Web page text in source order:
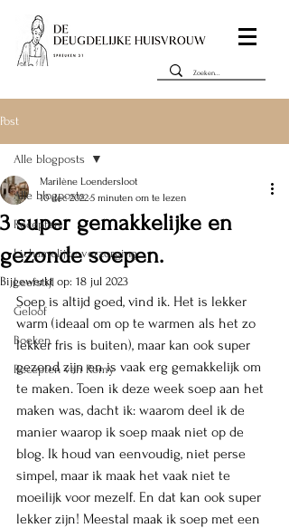
Post
Alle blogposts
Recepten
Lichamelijke verzorging
Leefstijl
Geloof
Boeken
Recepten van Romy
Alle blogposts
3 super gemakkelijke en
gezonde soepen.
Marilène Loendersloot
10 dec 20225 minuten om te lezen
Bijgewerkt op: 18 jul 2023
Soep is altijd goed, vind ik. Het is lekker
warm (ideaal om op te warmen als het zo
lekker fris is buiten), maar kan ook super
gezond zijn en is vaak erg gemakkelijk om
te maken. Toen ik deze week soep aan het
maken was, dacht ik: waarom deel ik de
manier waarop ik soep maak niet op de
blog. Ik houd van eenvoudig, niet perse
simpel, maar ik maak het vaak niet te
moeilijk voor mezelf. En dat kan ook super
lekker zijn! Meestal maak ik soep met een